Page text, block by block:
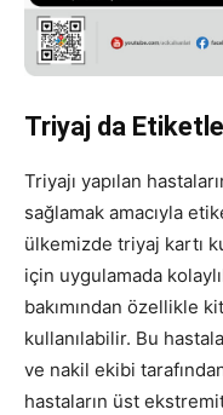
Triyaj da
Triyajı yapılan
sağlamak amacıyla
ülkemizde triyaj kartı
için uygulamada
bakımından özellikle
kullanılabilir. Bu
ve nakil ekibi
hastaların üst